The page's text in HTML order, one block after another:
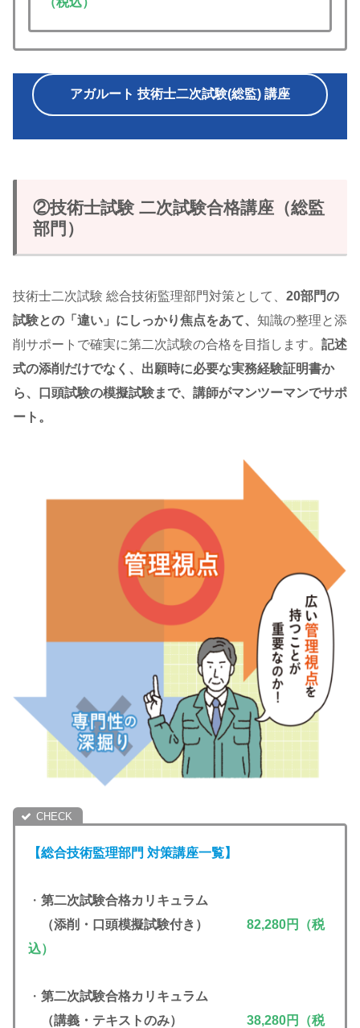
アガルート 技術士二次試験(総監) 講座
②技術士試験 二次試験合格講座（総監
部門）
技術士二次試験 総合技術監理部門対策として、 20部門の
試験との「違い」にしっかり焦点をあて、 知識の整理と添
削サポートで確実に第二次試験の合格を目指します。 記述
式の添削だけでなく、出願時に必要な実務経験証明書か
ら、口頭試験の模擬試験まで、講師がマンツーマンでサポ
ート。
【総合技術監理部門 対策講座一覧】
・ 第二次試験合格カリキュラム
（添削・口頭模擬試験付き）
82,280円（税
込）
・ 第二次試験合格カリキュラム
（講義・テキストのみ）
38,280円（税